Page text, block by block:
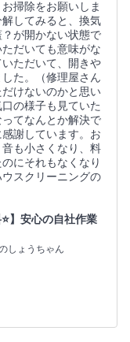
掃除をお願いしま
してみると、換気
が開かない状態で
だいても意味がな
ただいて、開きや
た。（修理屋さん
けないのかと思い
の様子も見ていた
てなんとか解決で
謝しています。お
も小さくなり、料
にそれもなくなり
スクリーニングの
】安心の自社作業
しょうちゃん